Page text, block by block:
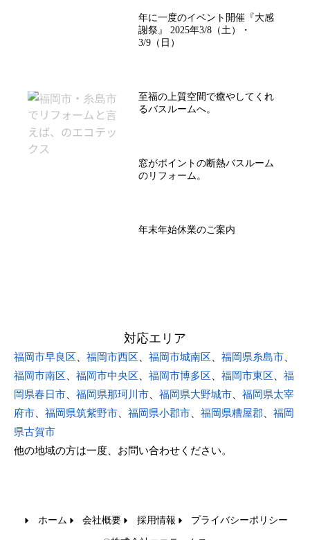
年に一度のイベント開催『大感
謝祭』 2025年3/8（土）・
3/9（日）
至福の上質空間で癒やしてくれ
るバスルームへ。
窓がポイントの断熱バスルーム
のリフォーム。
年末年始休業のご案内
対応エリア
福岡市早良区 福岡市西区 福岡市城南区 福岡県糸島市
福岡市南区
福岡市中央区 福岡市博多区 福岡市東区
福
岡県春日市
福岡県那珂川市 福岡県大野城市
福岡県太宰
府市
福岡県筑紫野市 福岡県小郡市 福岡県糟屋郡
福岡
県古賀市
他の地域の方は一度、お問い合わせください。
ホーム 会社概要 採用情報 プライバシーポリシー